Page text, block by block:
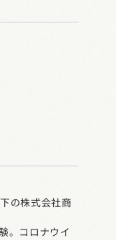
の株式会社商
。コロナウイ